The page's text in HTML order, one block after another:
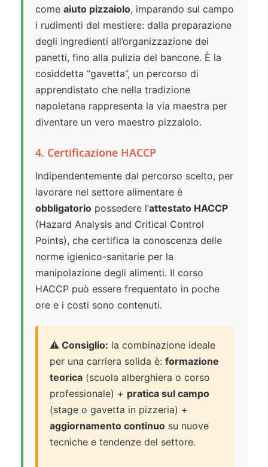
come aiuto pizzaiolo, imparando sul campo
i rudimenti del mestiere: dalla preparazione
degli ingredienti all’organizzazione dei
panetti, fino alla pulizia del bancone. È la
cosiddetta “gavetta”, un percorso di
apprendistato che nella tradizione
napoletana rappresenta la via maestra per
diventare un vero maestro pizzaiolo.
4. Certificazione HACCP
Indipendentemente dal percorso scelto, per
lavorare nel settore alimentare è
obbligatorio possedere l’attestato HACCP
(Hazard Analysis and Critical Control
Points), che certifica la conoscenza delle
norme igienico-sanitarie per la
manipolazione degli alimenti. Il corso
HACCP può essere frequentato in poche
ore e i costi sono contenuti.
⚠️ Consiglio: la combinazione ideale
per una carriera solida è: formazione
teorica (scuola alberghiera o corso
professionale) + pratica sul campo
(stage o gavetta in pizzeria) +
aggiornamento continuo su nuove
tecniche e tendenze del settore.